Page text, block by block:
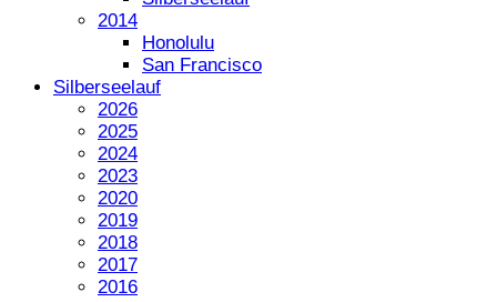
2014
Honolulu
San Francisco
Silberseelauf
2026
2025
2024
2023
2020
2019
2018
2017
2016